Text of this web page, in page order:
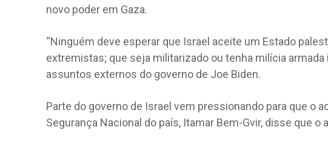
novo poder em Gaza.
“Ninguém deve esperar que Israel aceite um Estado
extremistas; que seja militarizado ou tenha milícia
assuntos externos do governo de Joe Biden.
Parte do governo de Israel vem pressionando para que o
Segurança Nacional do país, Itamar Bem-Gvir, disse que o